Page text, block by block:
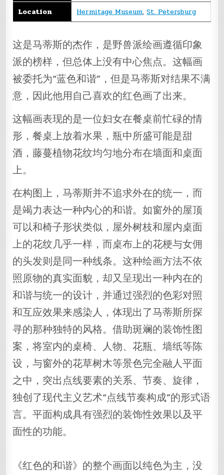
Location
Hermitage Museum,St. Petersburg
这是马蒂斯的杰作，是野兽派绘画遵循印象
派的榜样，但总体上没有中心焦点。这幅画
被委托为“蓝色和谐”，但是马蒂斯对结果不满
意，因此他用自己喜欢的红色画了出来。
这幅画表现的是一位妇女在餐桌前忙碌的情
形，餐桌上放着水果，瓶中所盛可能是甜
酒，藤蔓植物花纹均匀地分布在墙面和桌面
上。
在构图上，马蒂斯并不追求外在的统一，而
是竭力表达一种内心的和谐。如窗外的屋顶
可以和椅子形状类似，屋外树枝和屋内桌面
上的花纹几乎一样，而桌布上的花梗与女佣
的头发则是同一种线条。这种绘画方法不依
照原物的真实面貌，却又呈现出一种内在的
和谐与统一的设计，并通过强烈的色彩对照
和互应效果来感染人，体现出了马蒂斯所探
寻的那种独特的风格。借助斑斓的装饰性图
案，将室内的桌椅、人物、花瓶、墙纸等陈
设，与窗外的花草树木等景色完全融人平面
之中，突出点线要素的关系、节奏、旋律，
独创了现代主义艺术“点线节奏构成”的形式语
言。平面构成具有强烈的装饰性效果以及平
面性的功能。
《红色的和谐》的整个画面以纯色为主，没